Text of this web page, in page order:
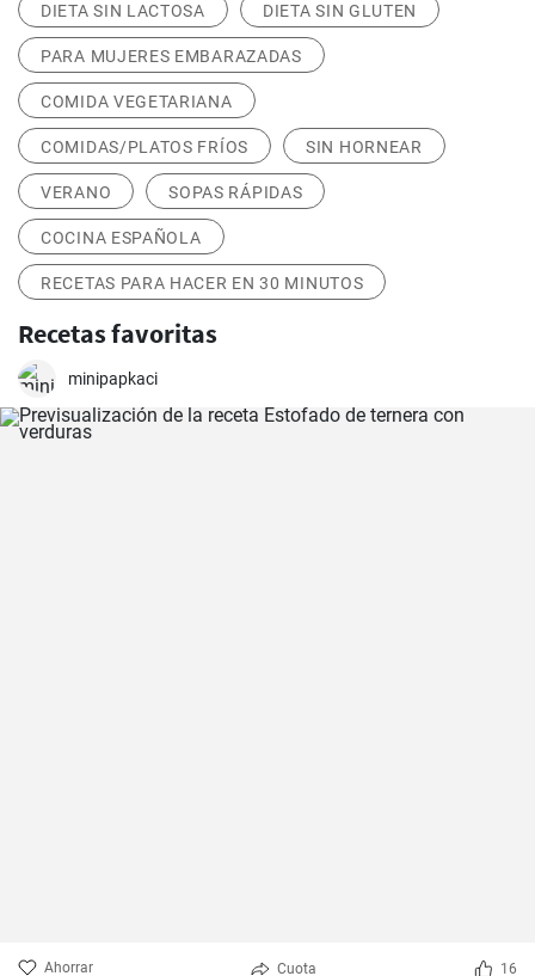
DIETA SIN LACTOSA DIETA SIN GLUTEN
PARA MUJERES EMBARAZADAS
COMIDA VEGETARIANA
COMIDAS/PLATOS FRÍOS SIN HORNEAR
VERANO SOPAS RÁPIDAS
COCINA ESPAÑOLA
RECETAS PARA HACER EN 30 MINUTOS
Recetas favoritas
minipapkaci
Ahorrar Cuota 16